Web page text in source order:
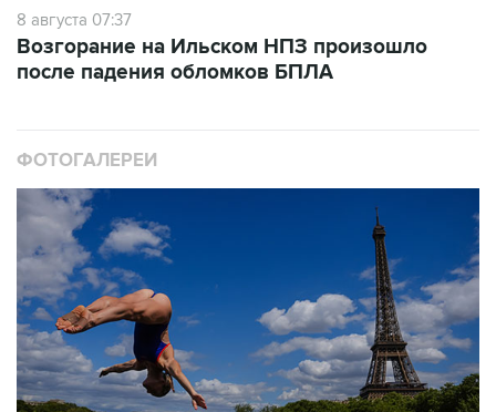
8 августа 07:37
Возгорание на Ильском НПЗ произошло
после падения обломков БПЛА
ФОТОГАЛЕРЕИ